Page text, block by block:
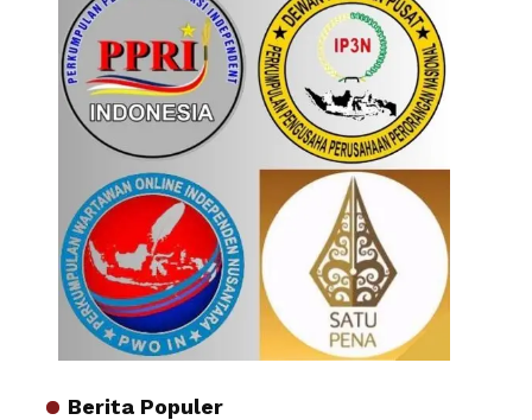
Berita Populer